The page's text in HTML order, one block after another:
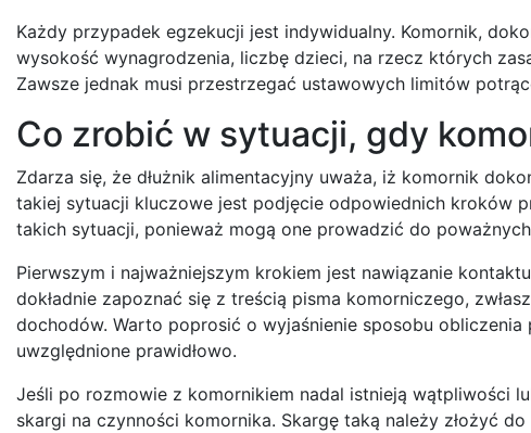
Każdy przypadek egzekucji jest indywidualny. Komornik,
wysokość wynagrodzenia, liczbę dzieci, na rzecz których
Zawsze jednak musi przestrzegać ustawowych limitów
Co zrobić w sytuacji, gdy
Zdarza się, że dłużnik alimentacyjny uważa, iż komornik
takiej sytuacji kluczowe jest podjęcie odpowiednich kroków
takich sytuacji, ponieważ mogą one prowadzić do
Pierwszym i najważniejszym krokiem jest nawiązanie
dokładnie zapoznać się z treścią pisma komorniczego,
dochodów. Warto poprosić o wyjaśnienie sposobu
uwzględnione prawidłowo.
Jeśli po rozmowie z komornikiem nadal istnieją wątpliwości
skargi na czynności komornika. Skargę taką należy złożyć